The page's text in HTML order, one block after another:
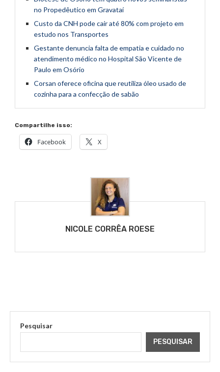
no Propedêutico em Gravataí
Custo da CNH pode cair até 80% com projeto em
estudo nos Transportes
Gestante denuncia falta de empatia e cuidado no
atendimento médico no Hospital São Vicente de
Paulo em Osório
Corsan oferece oficina que reutiliza óleo usado de
cozinha para a confecção de sabão
Compartilhe isso:
Facebook X
NICOLE CORRÊA ROESE
Pesquisar
PESQUISAR